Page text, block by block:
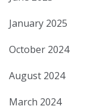
January 2025
October 2024
August 2024
March 2024